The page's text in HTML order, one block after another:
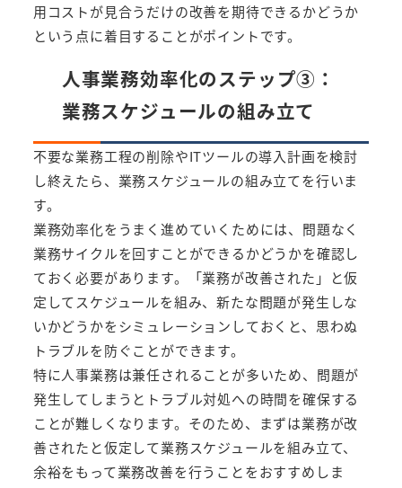
用コストが見合うだけの改善を期待できるかどうか
という点に着目することがポイントです。
人事業務効率化のステップ③：
業務スケジュールの組み立て
不要な業務工程の削除やITツールの導入計画を検討
し終えたら、業務スケジュールの組み立てを行いま
す。
業務効率化をうまく進めていくためには、問題なく
業務サイクルを回すことができるかどうかを確認し
ておく必要があります。「業務が改善された」と仮
定してスケジュールを組み、新たな問題が発生しな
いかどうかをシミュレーションしておくと、思わぬ
トラブルを防ぐことができます。
特に人事業務は兼任されることが多いため、問題が
発生してしまうとトラブル対処への時間を確保する
ことが難しくなります。そのため、まずは業務が改
善されたと仮定して業務スケジュールを組み立て、
余裕をもって業務改善を行うことをおすすめしま